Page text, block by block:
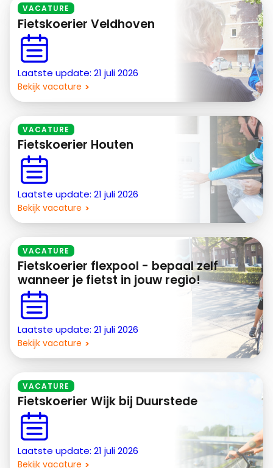
VACATURE
Fietskoerier Veldhoven
Laatste update: 21 juli 2026
Bekijk vacature
VACATURE
Fietskoerier Houten
Laatste update: 21 juli 2026
Bekijk vacature
VACATURE
Fietskoerier flexpool - bepaal zelf
wanneer je fietst in jouw regio!
Laatste update: 21 juli 2026
Bekijk vacature
VACATURE
Fietskoerier Wijk bij Duurstede
Laatste update: 21 juli 2026
Bekijk vacature